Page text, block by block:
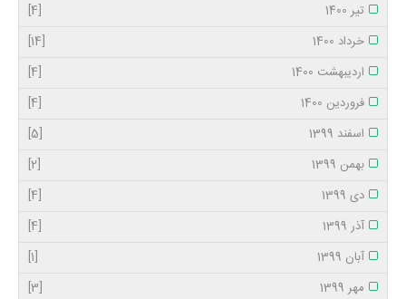
تیر 1400
[4]
خرداد 1400
[14]
اردیبهشت 1400
[4]
فروردین 1400
[4]
اسفند 1399
[5]
بهمن 1399
[2]
دی 1399
[4]
آذر 1399
[4]
آبان 1399
[1]
مهر 1399
[3]